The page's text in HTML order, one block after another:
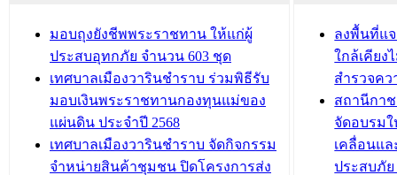
บทความ อื่นๆ ...
เทศบาลเมืองวารินชำราบ ร่วมการ
ประชุมวิชาการระดับนานาชาติและ
นิทรรศการด้านนวัตกรรมท้องถิ่น 2568
และรับรางวัลทีมนักวิจัยดีเด่นจาก
นวัตกรรมโครงการทะเบียนภาษีป้าย
ประชุมผู้เช่าอาคารพาณิชย์ บริเวณ
ถนนเกษมสุขและถนนประทุมเทพภักดี
เทศบาล
รับฟังคว
ผังเมือง
วารินชำ
เทศบาล
ซักซ้อมแ
ประโยช
มอบถุงยังชีพพระราชทาน ให้แก่ผู้
ประสบอุทกภัย จำนวน 603 ชุด
เทศบาลเมืองวารินชำราบ ร่วมพิธีรับ
มอบเงินพระราชทานกองทุนแม่ของ
แผ่นดิน ประจำปี 2568
เทศบาลเมืองวารินชำราบ จัดกิจกรรม
จำหน่ายสินค้าชุมชน ปิดโครงการส่ง
ลงพื้นที่แ
ใกล้เคียง
สำรวจค
สถานีกา
จัดอบรม
เคลื่อนแ
ประสบภั